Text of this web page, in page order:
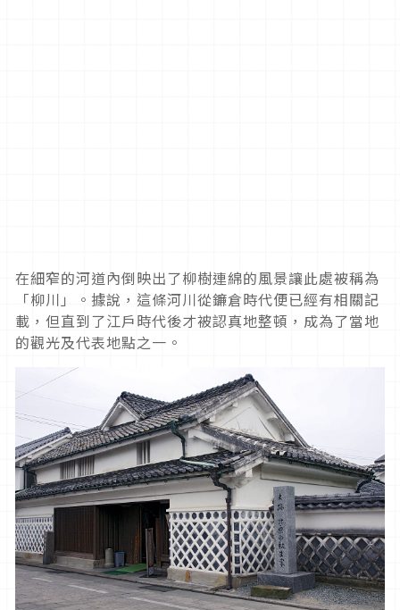
在細窄的河道內倒映出了柳樹連綿的風景讓此處被稱為
「柳川」。據說，這條河川從鐮倉時代便已經有相關記
載，但直到了江戶時代後才被認真地整頓，成為了當地
的觀光及代表地點之一。